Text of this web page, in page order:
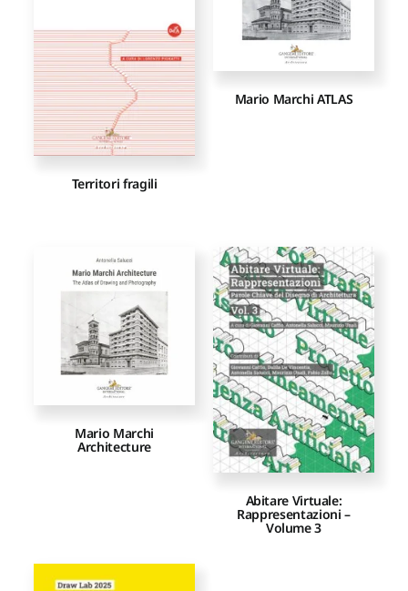
Territori fragili
Mario Marchi ATLAS
Mario Marchi
Architecture
Abitare Virtuale:
Rappresentazioni –
Volume 3